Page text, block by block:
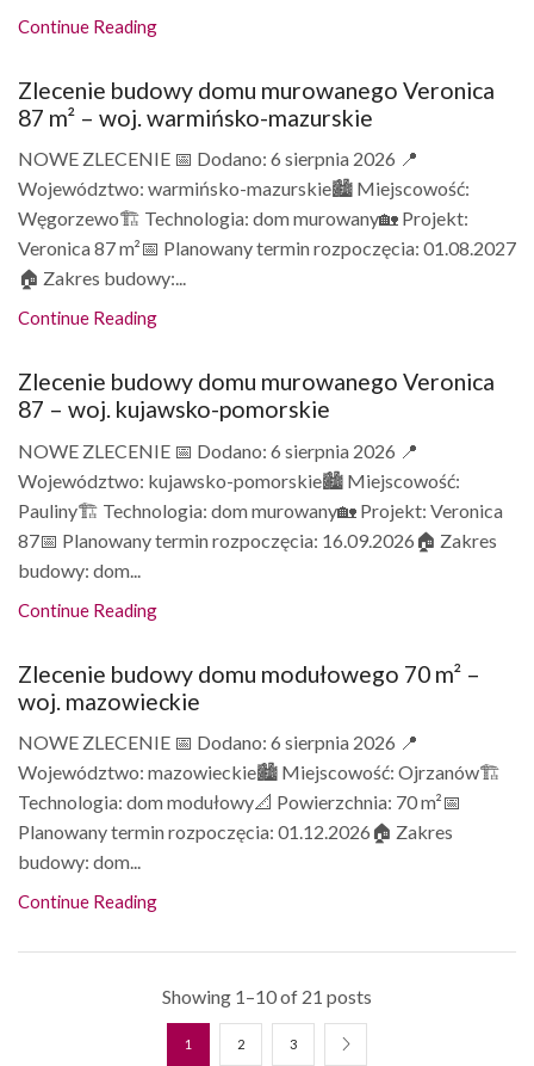
Continue Reading
Zlecenie budowy domu murowanego Veronica
87 m² – woj. warmińsko-mazurskie
NOWE ZLECENIE 📅 Dodano: 6 sierpnia 2026 📍
Województwo: warmińsko-mazurskie🏙️ Miejscowość:
Węgorzewo🏗️ Technologia: dom murowany🏡 Projekt:
Veronica 87 m²📅 Planowany termin rozpoczęcia: 01.08.2027
🏠 Zakres budowy:...
Continue Reading
Zlecenie budowy domu murowanego Veronica
87 – woj. kujawsko-pomorskie
NOWE ZLECENIE 📅 Dodano: 6 sierpnia 2026 📍
Województwo: kujawsko-pomorskie🏙️ Miejscowość:
Pauliny🏗️ Technologia: dom murowany🏡 Projekt: Veronica
87📅 Planowany termin rozpoczęcia: 16.09.2026🏠 Zakres
budowy: dom...
Continue Reading
Zlecenie budowy domu modułowego 70 m² –
woj. mazowieckie
NOWE ZLECENIE 📅 Dodano: 6 sierpnia 2026 📍
Województwo: mazowieckie🏙️ Miejscowość: Ojrzanów🏗️
Technologia: dom modułowy📐 Powierzchnia: 70 m²📅
Planowany termin rozpoczęcia: 01.12.2026🏠 Zakres
budowy: dom...
Continue Reading
Showing 1–10 of 21 posts
1 2 3